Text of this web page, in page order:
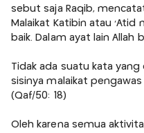
sebut saja Raqib,
Malaikat Katibin atau
baik. Dalam ayat lain Allah
Tidak ada suatu kata yang
sisinya malaikat
(Qaf/50: 18)
Oleh karena semua